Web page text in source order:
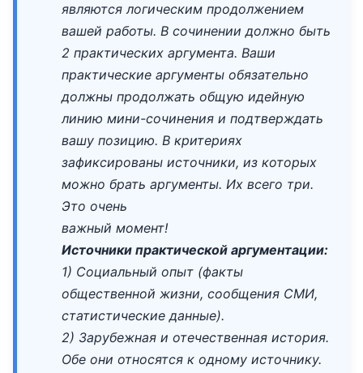
являются логическим продолжением
вашей работы. В сочинении должно быть
2 практических аргумента. Ваши
практические аргументы обязательно
должны продолжать общую идейную
линию мини-сочинения и подтверждать
вашу позицию. В критериях
зафиксированы источники, из которых
можно брать аргументы. Их всего три.
Это очень
важный момент!
Источники практической аргументации:
1) Социальный опыт (факты
общественной жизни, сообщения СМИ,
статистические данные).
2) Зарубежная и отечественная история.
Обе они относятся к одному источнику.